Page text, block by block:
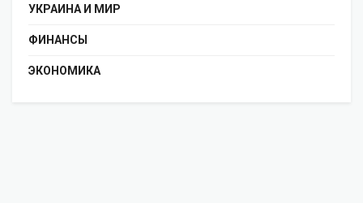
УКРАИНА И МИР
ФИНАНСЫ
ЭКОНОМИКА